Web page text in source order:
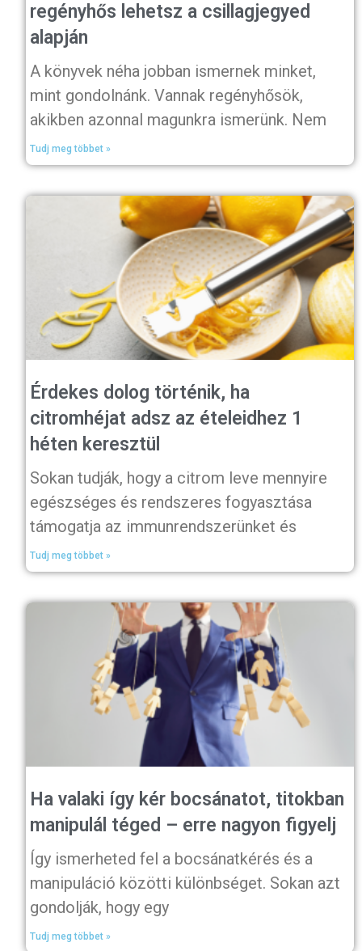
regényhős lehetsz a csillagjegyed
alapján
A könyvek néha jobban ismernek minket,
mint gondolnánk. Vannak regényhősök,
akikben azonnal magunkra ismerünk. Nem
Tudj meg többet »
Érdekes dolog történik, ha
citromhéjat adsz az ételeidhez 1
héten keresztül
Sokan tudják, hogy a citrom leve mennyire
egészséges és rendszeres fogyasztása
támogatja az immunrendszerünket és
Tudj meg többet »
Ha valaki így kér bocsánatot, titokban
manipulál téged – erre nagyon figyelj
Így ismerheted fel a bocsánatkérés és a
manipuláció közötti különbséget. Sokan azt
gondolják, hogy egy
Tudj meg többet »